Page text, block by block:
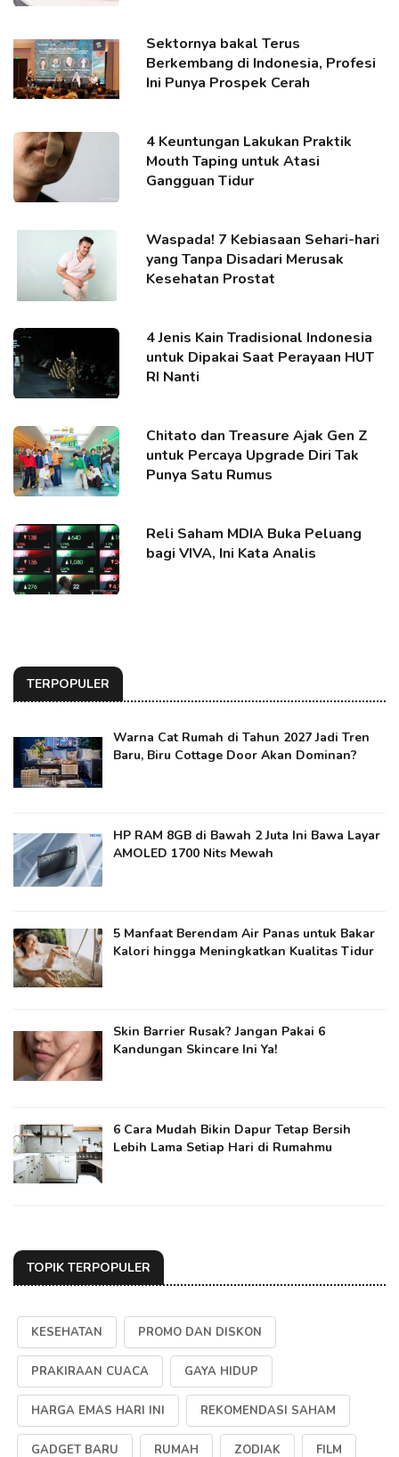
Sektornya bakal Terus
Berkembang di Indonesia, Profesi
Ini Punya Prospek Cerah
4 Keuntungan Lakukan Praktik
Mouth Taping untuk Atasi
Gangguan Tidur
Waspada! 7 Kebiasaan Sehari-hari
yang Tanpa Disadari Merusak
Kesehatan Prostat
4 Jenis Kain Tradisional Indonesia
untuk Dipakai Saat Perayaan HUT
RI Nanti
Chitato dan Treasure Ajak Gen Z
untuk Percaya Upgrade Diri Tak
Punya Satu Rumus
Reli Saham MDIA Buka Peluang
bagi VIVA, Ini Kata Analis
TERPOPULER
Warna Cat Rumah di Tahun 2027 Jadi Tren
Baru, Biru Cottage Door Akan Dominan?
HP RAM 8GB di Bawah 2 Juta Ini Bawa Layar
AMOLED 1700 Nits Mewah
5 Manfaat Berendam Air Panas untuk Bakar
Kalori hingga Meningkatkan Kualitas Tidur
Skin Barrier Rusak? Jangan Pakai 6
Kandungan Skincare Ini Ya!
6 Cara Mudah Bikin Dapur Tetap Bersih
Lebih Lama Setiap Hari di Rumahmu
TOPIK TERPOPULER
KESEHATAN PROMO DAN DISKON
PRAKIRAAN CUACA GAYA HIDUP
HARGA EMAS HARI INI REKOMENDASI SAHAM
GADGET BARU RUMAH ZODIAK FILM